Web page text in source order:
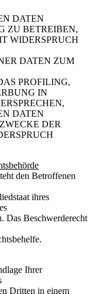
DATEN
ZU BETREIBEN,
WIDERSPRUCH
DATEN ZUM
PROFILING,
IN
DATEN
DER
den Betroffenen
ihres
Das Beschwerderecht
Ihrer
Dritten in einem